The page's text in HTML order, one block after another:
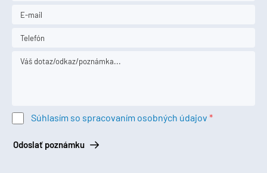
Súhlasím so spracovaním osobných údajov
Odoslať poznámku